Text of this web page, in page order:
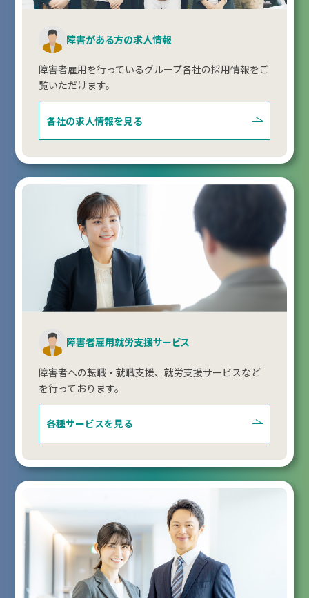
障害がある方の求人情報
障害者雇用を行っているグループ各社の採用情報をご
覧いただけます。
各社の求人情報を見る
障害者雇用就労支援サービス
障害者への転職・就職支援、就労支援サービスなど
を行っております。
各種サービスを見る